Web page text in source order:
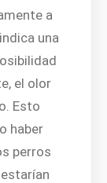
a
una
el olor
Esto
haber
perros